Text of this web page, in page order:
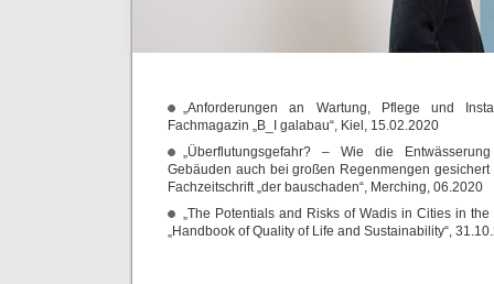
„Anforderungen an Wartung, Pflege und
Fachmagazin „B_I galabau“, Kiel, 15.02.2020
„Überflutungsgefahr? – Wie die
Gebäuden auch bei großen Regenmengen gesichert
Fachzeitschrift „der bauschaden“, Merching, 06.2020
„The Potentials and Risks of Wadis in Cities in
„Handbook of Quality of Life and Sustainability“,